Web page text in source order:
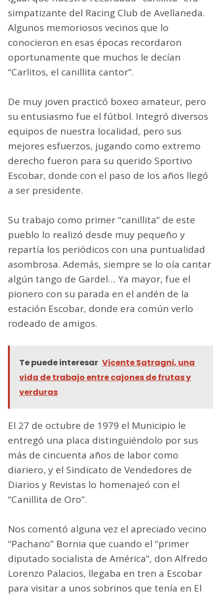
simpatizante del Racing Club de Avellaneda.
Algunos memoriosos vecinos que lo
conocieron en esas épocas recordaron
oportunamente que muchos le decían
“Carlitos, el canillita cantor”.
De muy joven practicó boxeo amateur, pero
su entusiasmo fue el fútbol. Integró diversos
equipos de nuestra localidad, pero sus
mejores esfuerzos, jugando como extremo
derecho fueron para su querido Sportivo
Escobar, donde con el paso de los años llegó
a ser presidente.
Su trabajo como primer “canillita” de este
pueblo lo realizó desde muy pequeño y
repartía los periódicos con una puntualidad
asombrosa. Además, siempre se lo oía cantar
algún tango de Gardel… Ya mayor, fue el
pionero con su parada en el andén de la
estación Escobar, donde era común verlo
rodeado de amigos.
Te puede interesar Vicente Satragni, una
vida de trabajo entre cajones de frutas y
verduras
El 27 de octubre de 1979 el Municipio le
entregó una placa distinguiéndolo por sus
más de cincuenta años de labor como
diariero, y el Sindicato de Vendedores de
Diarios y Revistas lo homenajeó con el
“Canillita de Oro”.
Nos comentó alguna vez el apreciado vecino
“Pachano” Bornia que cuando el “primer
diputado socialista de América”, don Alfredo
Lorenzo Palacios, llegaba en tren a Escobar
para visitar a unos sobrinos que tenía en El